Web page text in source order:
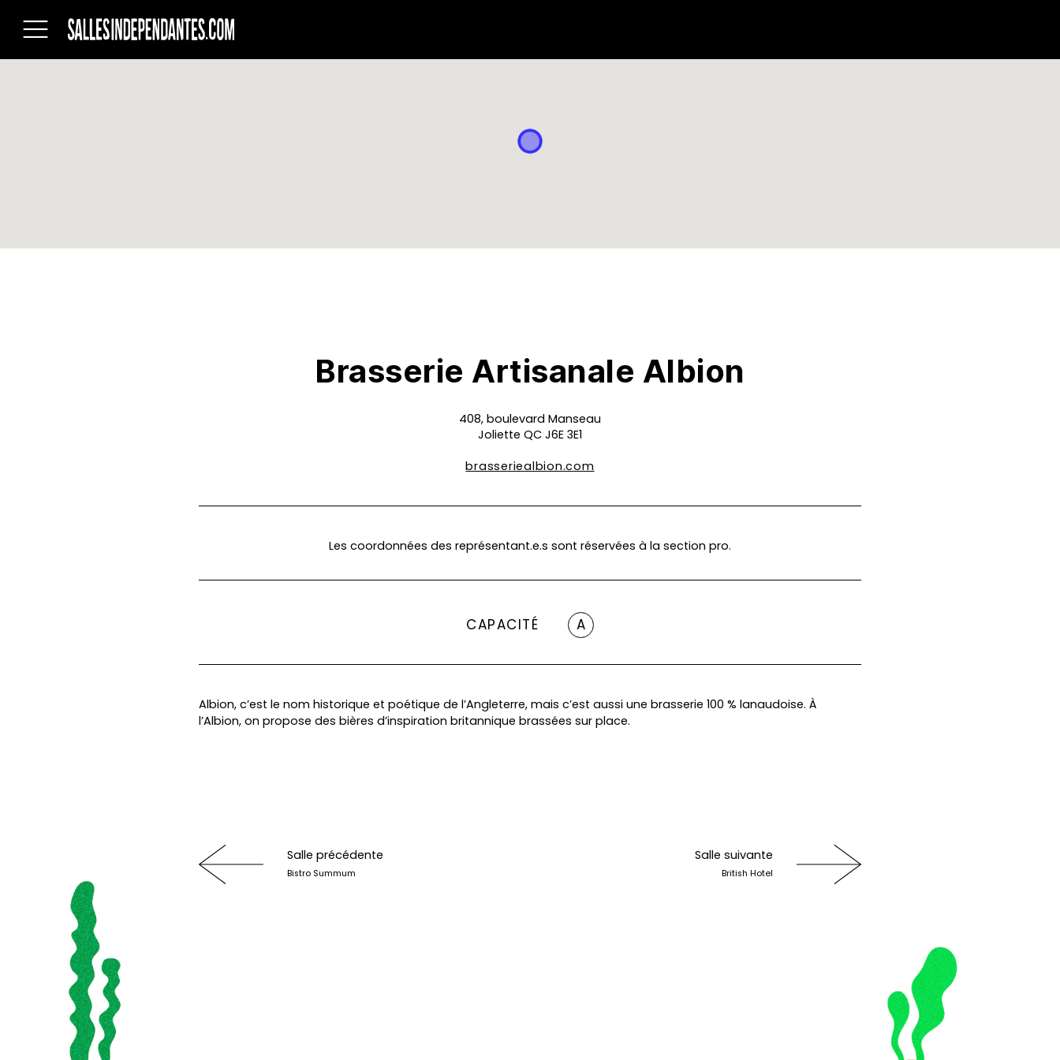
Brasserie Artisanale Albion
408, boulevard Manseau
Joliette QC J6E 3E1
brasseriealbion.com
Les coordonnées des représentant.e.s sont réservées à la section pro.
CAPACITÉ A
Albion, c’est le nom historique et poétique de l’Angleterre, mais c’est aussi une brasserie 100 % lanaudoise. À
l’Albion, on propose des bières d’inspiration britannique brassées sur place.
Salle précédente
Bistro Summum
Salle suivante
British Hotel